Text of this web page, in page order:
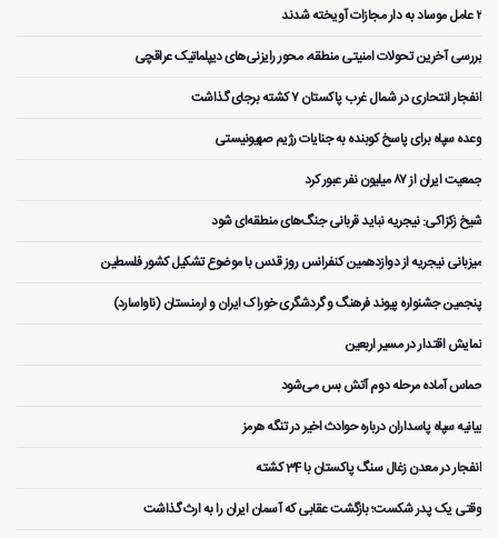
۲ عامل موساد به دار مجازات آویخته شدند
بررسی آخرین تحولات امنیتی منطقه، محور رایزنی‌های دیپلماتیک عراقچی
انفجار انتحاری در شمال غرب پاکستان ۷ کشته برجای گذاشت
وعده سپاه برای پاسخ کوبنده به جنایات رژیم صهیونیستی
جمعیت ایران از ۸۷ میلیون نفر عبور کرد
شیخ زکزاکی: نیجریه نباید قربانی جنگ‌های منطقه‌ای شود
میزبانی نیجریه از دوازدهمین کنفرانس روز قدس با موضوع تشکیل کشور فلسطین
پنجمین جشنواره پیوند فرهنگ و گردشگر‌ی خوراک ایران و ارمنستان (ناواسارد)
نمایش اقتدار در مسیر اربعین
حماس آماده مرحله دوم آتش بس می‌شود
بیانیه سپاه پاسداران درباره حوادث اخیر در تنگه هرمز
انفجار در معدن زغال سنگ پاکستان با 34 کشته
وقتی یک پدر شکست؛ بازگشت عقابی که آسمان ایران را به ارث گذاشت